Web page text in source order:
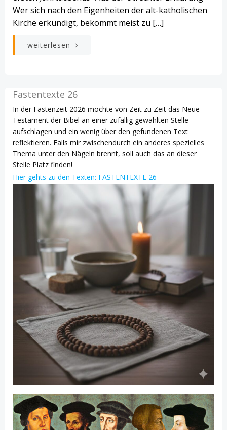
Wer sich nach den Eigenheiten der alt-katholischen
Kirche erkundigt, bekommt meist zu […]
weiterlesen
Fastentexte 26
In der Fastenzeit 2026 möchte von Zeit zu Zeit das Neue
Testament der Bibel an einer zufällig gewählten Stelle
aufschlagen und ein wenig über den gefundenen Text
reflektieren. Falls mir zwischendurch ein anderes spezielles
Thema unter den Nägeln brennt, soll auch das an dieser
Stelle Platz finden!
Hier gehts zu den Texten: FASTENTEXTE 26